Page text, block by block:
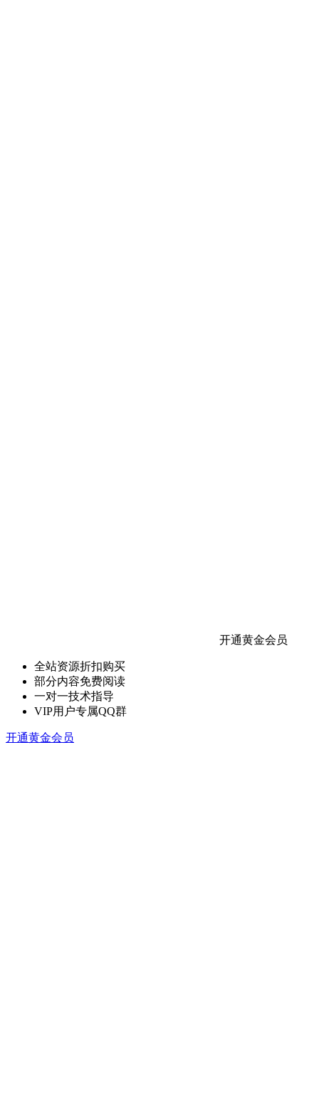
开通黄金会员
全站资源折扣购买
部分内容免费阅读
一对一技术指导
VIP用户专属QQ群
开通黄金会员